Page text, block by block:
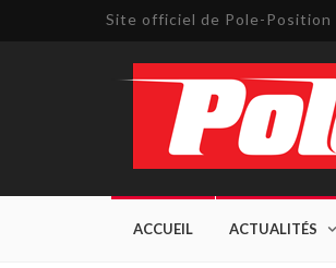
Site officiel de Pole-Position
ACCUEIL ACTUALITÉS